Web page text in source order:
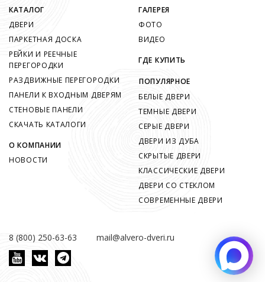
8 (800) 250-63-63 mail@alvero-dveri.ru
КАТАЛОГ
ДВЕРИ
ПАРКЕТНАЯ ДОСКА
РЕЙКИ И РЕЕЧНЫЕ
ПЕРЕГОРОДКИ
РАЗДВИЖНЫЕ ПЕРЕГОРОДКИ
ПАНЕЛИ К ВХОДНЫМ ДВЕРЯМ
СТЕНОВЫЕ ПАНЕЛИ
СКАЧАТЬ КАТАЛОГИ
О КОМПАНИИ
НОВОСТИ
ГАЛЕРЕЯ
ФОТО
ВИДЕО
ГДЕ КУПИТЬ
ПОПУЛЯРНОЕ
БЕЛЫЕ ДВЕРИ
ТЕМНЫЕ ДВЕРИ
СЕРЫЕ ДВЕРИ
ДВЕРИ ИЗ ДУБА
СКРЫТЫЕ ДВЕРИ
КЛАССИЧЕСКИЕ ДВЕРИ
ДВЕРИ СО СТЕКЛОМ
СОВРЕМЕННЫЕ ДВЕРИ